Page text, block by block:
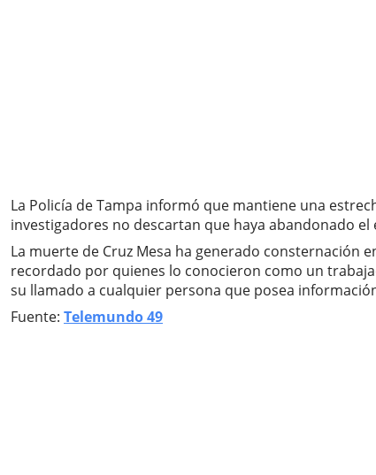
La Policía de Tampa informó que mantiene una
investigadores no descartan que haya abandonado
La muerte de Cruz Mesa ha generado consternación
recordado por quienes lo conocieron como un
su llamado a cualquier persona que posea
Fuente: Telemundo 49